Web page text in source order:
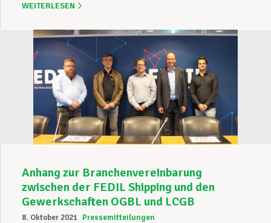
WEITERLESEN
Anhang zur Branchenvereinbarung
zwischen der FEDIL Shipping und den
Gewerkschaften OGBL und LCGB
8. Oktober 2021 Pressemitteilungen